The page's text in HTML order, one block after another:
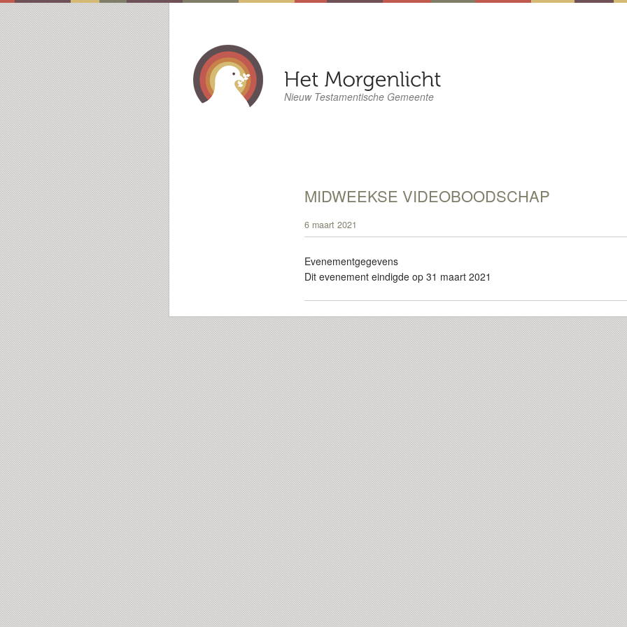
Nieuw Testamentische Gemeente
MIDWEEKSE VIDEOBOODSCHAP
6 maart 2021
Evenementgegevens
Dit evenement eindigde op 31 maart 2021